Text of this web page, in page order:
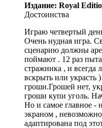
Издание: Royal
Достоинства
Играю четвертый
Очень нудная игра.
сценарию должны
поймают . 12 раз
стражника , и всегда
вскрыть или украсть
гроши.Грошей нет,
гроши купи уголь.
Но и самое главное -
экраном ,
адаптирована под